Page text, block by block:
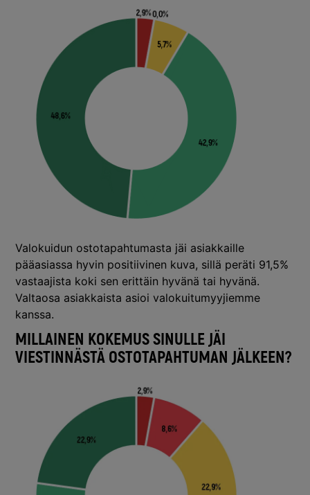
Valokuidun ostotapahtumasta jäi asiakkaille
pääasiassa hyvin positiivinen kuva, sillä peräti 91,5%
vastaajista koki sen erittäin hyvänä tai hyvänä.
Valtaosa asiakkaista asioi valokuitumyyjiemme
kanssa.
MILLAINEN KOKEMUS SINULLE JÄI
VIESTINNÄSTÄ OSTOTAPAHTUMAN JÄLKEEN?